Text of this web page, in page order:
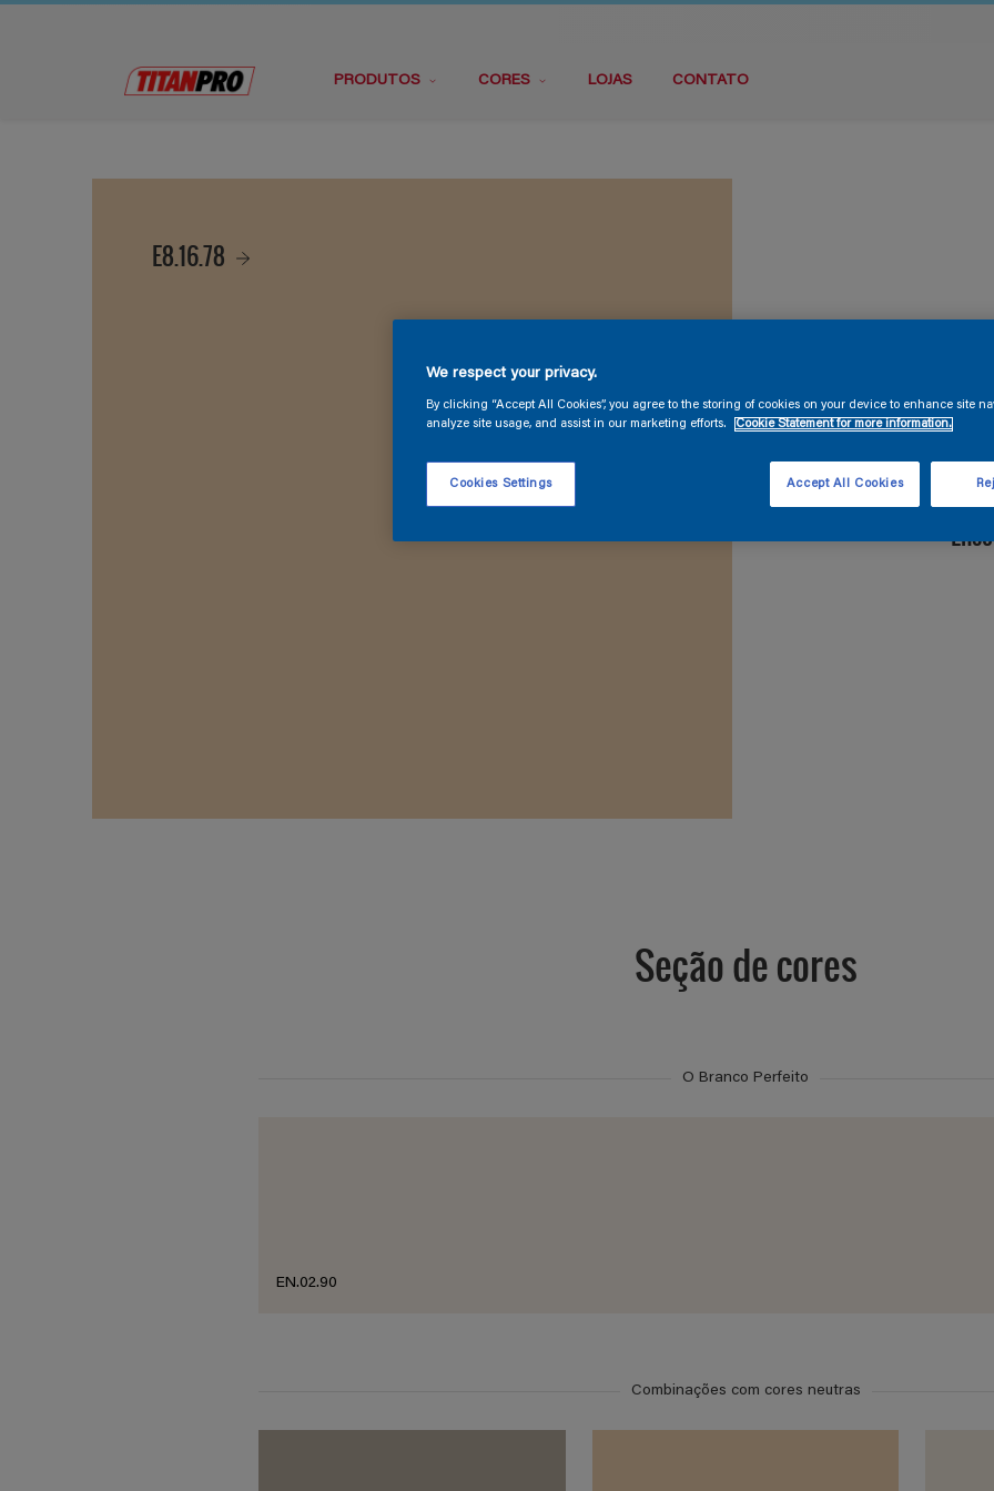
PRODUTOS CORES LOJAS CONTATO
E8.16.78
Seção de cores
O Branco Perfeito
EN.02.90
Combinações com cores neutras
We respect your privacy.
By clicking “Accept All Cookies”, you agree to the storing of cookies on your device to enhance site
analyze site usage, and assist in our marketing efforts.
Cookie Statement for more information.
Cookies Settings Accept All Cookies